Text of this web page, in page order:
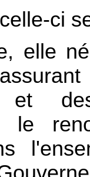
ci
elle
et
le